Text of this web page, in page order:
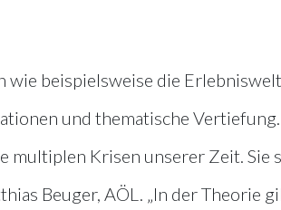
wie beispielsweise die
und thematische
multiplen Krisen unserer Zeit. Sie
Beuger, AÖL. „In der Theorie